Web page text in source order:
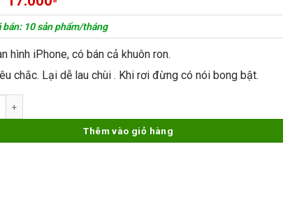
gốc
là:
19.000₫.
hiện
tại
là:
17.000₫.
bán: 10 sản phẩm/tháng
hình iPhone, có bán cả khuôn ron.
chắc. Lại dễ lau chùi . Khi rơi đừng có nói bong bật.
Hình iPhone X rep 1:1 số lượng
Thêm vào giỏ hàng